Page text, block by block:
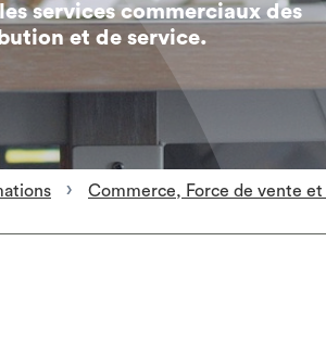
services commerciaux des
et de service.
Commerce, Force de vente